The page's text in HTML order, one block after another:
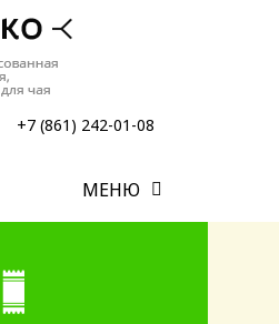
+7 (861) 242-01-08
МЕНЮ